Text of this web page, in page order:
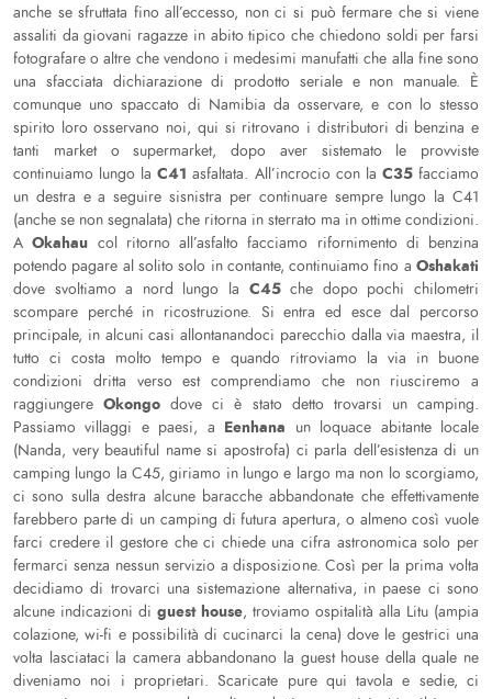
anche se sfruttata fino all’eccesso, non ci si può fermare che si viene
assaliti da giovani ragazze in abito tipico che chiedono soldi per farsi
fotografare o altre che vendono i medesimi manufatti che alla fine sono
una sfacciata dichiarazione di prodotto seriale e non manuale. È
comunque uno spaccato di Namibia da osservare, e con lo stesso
spirito loro osservano noi, qui si ritrovano i distributori di benzina e
tanti market o supermarket, dopo aver sistemato le provviste
continuiamo lungo laC41 asfaltata. All’incrocio con la C35facciamo
un destra e a seguire sisnistra per continuare sempre lungo la C41
(anche se non segnalata) che ritorna in sterrato ma in ottime condizioni.
AOkahau col ritorno all’asfalto facciamo rifornimento di benzina
potendo pagare al solito solo in contante, continuiamo fino a Oshakati
dove svoltiamo a nord lungo la C45che dopo pochi chilometri
scompare perché in ricostruzione. Si entra ed esce dal percorso
principale, in alcuni casi allontanandoci parecchio dalla via maestra, il
tutto ci costa molto tempo e quando ritroviamo la via in buone
condizioni dritta verso est comprendiamo che non riusciremo a
raggiungereOkongodove ci è stato detto trovarsi un camping.
Passiamo villaggi e paesi, a Eenhana un loquace abitante locale
(Nanda, very beautiful name si apostrofa) ci parla dell’esistenza di un
camping lungo la C45, giriamo in lungo e largo ma non lo scorgiamo,
ci sono sulla destra alcune baracche abbandonate che effettivamente
farebbero parte di un camping di futura apertura, o almeno così vuole
farci credere il gestore che ci chiede una cifra astronomica solo per
fermarci senza nessun servizio a disposizione. Così per la prima volta
decidiamo di trovarci una sistemazione alternativa, in paese ci sono
alcune indicazioni di guest house, troviamo ospitalità alla Litu (ampia
colazione, wi-fi e possibilità di cucinarci la cena) dove le gestrici una
volta lasciataci la camera abbandonano la guest house della quale ne
diveniamo noi i proprietari. Scaricate pure qui tavola e sedie, ci